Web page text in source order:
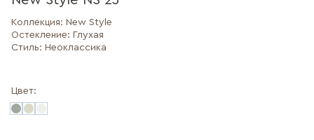
Коллекция: New Style
Остекление: Глухая
Стиль: Неоклассика
Цвет: